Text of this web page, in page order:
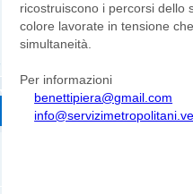
ricostruiscono i percorsi dello
colore lavorate in tensione
simultaneità.
Per informazioni
benettipiera@gmail.com